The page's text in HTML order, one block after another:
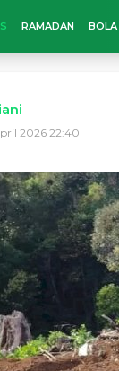
RAMADAN BOLA
2026 22:40